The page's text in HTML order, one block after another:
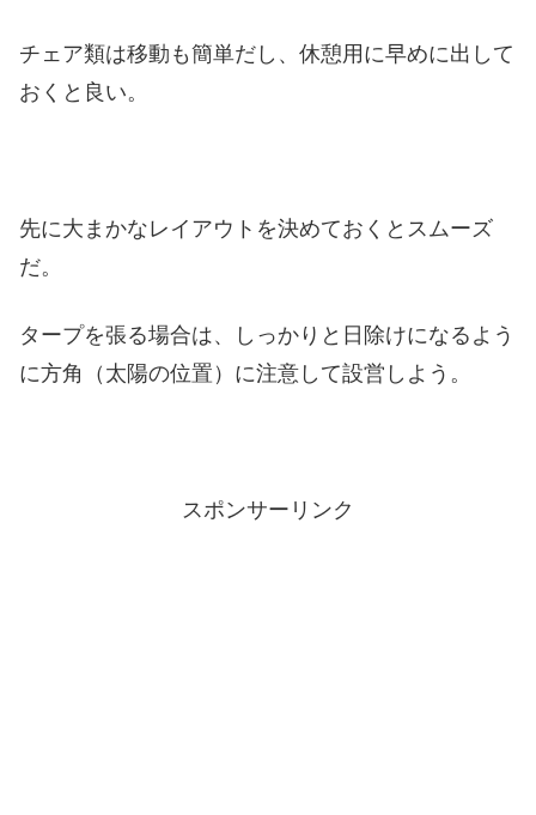
チェア類は移動も簡単だし、休憩用に早めに出して
おくと良い。
先に大まかなレイアウトを決めておくとスムーズ
だ。
タープを張る場合は、しっかりと日除けになるよう
に方角（太陽の位置）に注意して設営しよう。
スポンサーリンク